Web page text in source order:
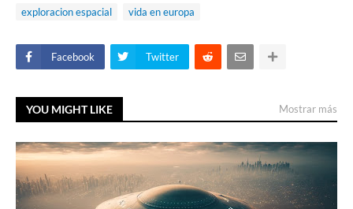
exploracion espacial
vida en europa
Facebook Twitter
YOU MIGHT LIKE Mostrar más